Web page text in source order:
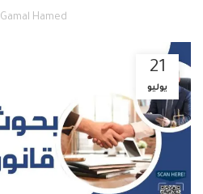
Gamal Hamed
21
يوليو